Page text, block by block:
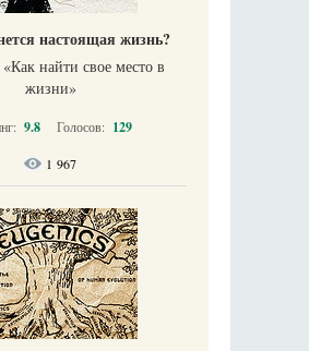
настоящая жизнь?
найти свое место в
жизни​»
9.8 Голосов: 129
1 967